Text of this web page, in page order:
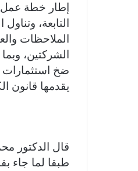
إطار خطة عمل
التابعة،
الملاحظات
الشركتين،
ضخ استثمارات
يقدمها قانون
قال الدكتور
طبقا لما جاء